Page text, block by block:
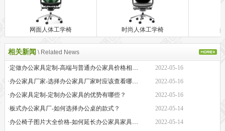
网面人体工学椅 时尚人体工学椅
相关新闻 \ Related News
2022-05-16
·办公家具厂家-选择办公家具厂家时应该查看哪些方面？
2022-05-16
·办公家具定制-定制办公家具的优势有哪些？
2022-05-16
·板式办公家具厂-如何选择办公桌的款式？
2022-05-14
·办公椅子图片大全价格-如何延长办公家具家具的保质期？
2022-05-14